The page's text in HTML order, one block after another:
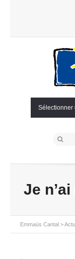
Sélectionner
Je
Emmaüs Cantal >